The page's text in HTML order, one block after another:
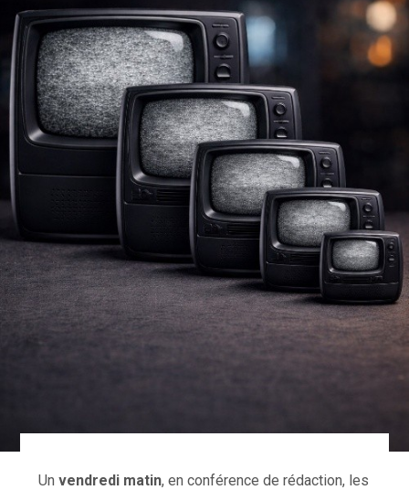
Unvendredi matin, en conférence de rédaction, les